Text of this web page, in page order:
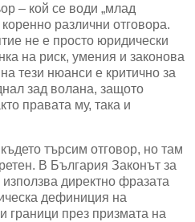
– кой се води „млад
различни отговора.
не е просто юридически
на риск, умения и законова
тези нюанси е критично за
зад волана, защото
правата му, така и
търсим отговор, но там
В България Законът за
директно фразата
дефиниция на
граници през призмата на